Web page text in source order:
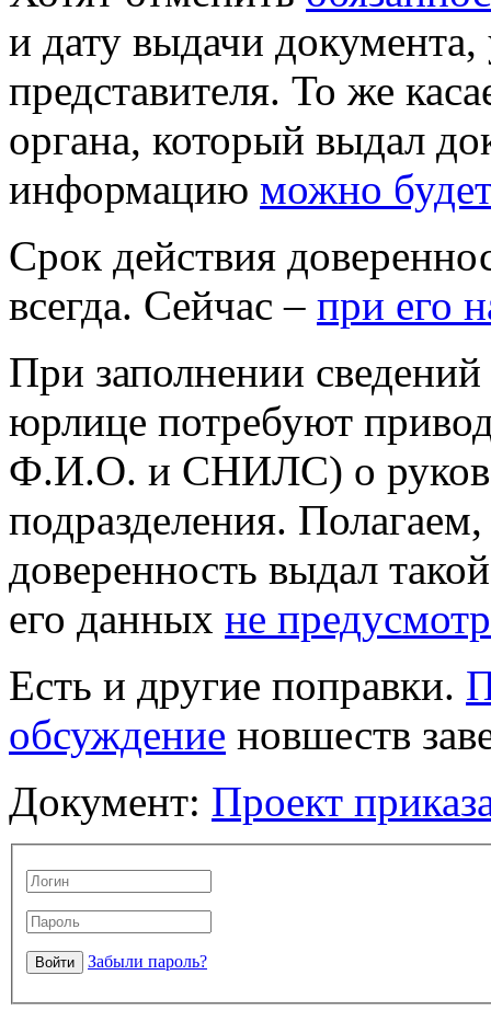
и дату выдачи
представителя. То же
органа, который выдал
информацию можно
Срок действия
всегда. Сейчас – при его
При заполнении
юрлице потребуют
Ф.И.О. и СНИЛС) о
подразделения.
доверенность выдал
его данных не
Есть и другие поправки.
обсуждение новшеств
Документ: Проект
Забыли пароль?